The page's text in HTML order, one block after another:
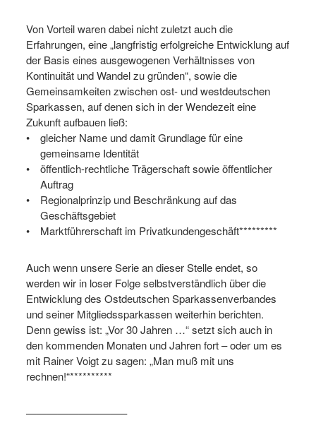
Von Vorteil waren dabei nicht zuletzt auch die
Erfahrungen, eine „langfristig erfolgreiche Entwicklung auf
der Basis eines ausgewogenen Verhältnisses von
Kontinuität und Wandel zu gründen“, sowie die
Gemeinsamkeiten zwischen ost- und westdeutschen
Sparkassen, auf denen sich in der Wendezeit eine
Zukunft aufbauen ließ:
gleicher Name und damit Grundlage für eine
gemeinsame Identität
öffentlich-rechtliche Trägerschaft sowie öffentlicher
Auftrag
Regionalprinzip und Beschränkung auf das
Geschäftsgebiet
Marktführerschaft im Privatkundengeschäft*********
Auch wenn unsere Serie an dieser Stelle endet, so
werden wir in loser Folge selbstverständlich über die
Entwicklung des Ostdeutschen Sparkassenverbandes
und seiner Mitgliedssparkassen weiterhin berichten.
Denn gewiss ist: „Vor 30 Jahren …“ setzt sich auch in
den kommenden Monaten und Jahren fort – oder um es
mit Rainer Voigt zu sagen: „Man muß mit uns
rechnen!“**********
—————————–